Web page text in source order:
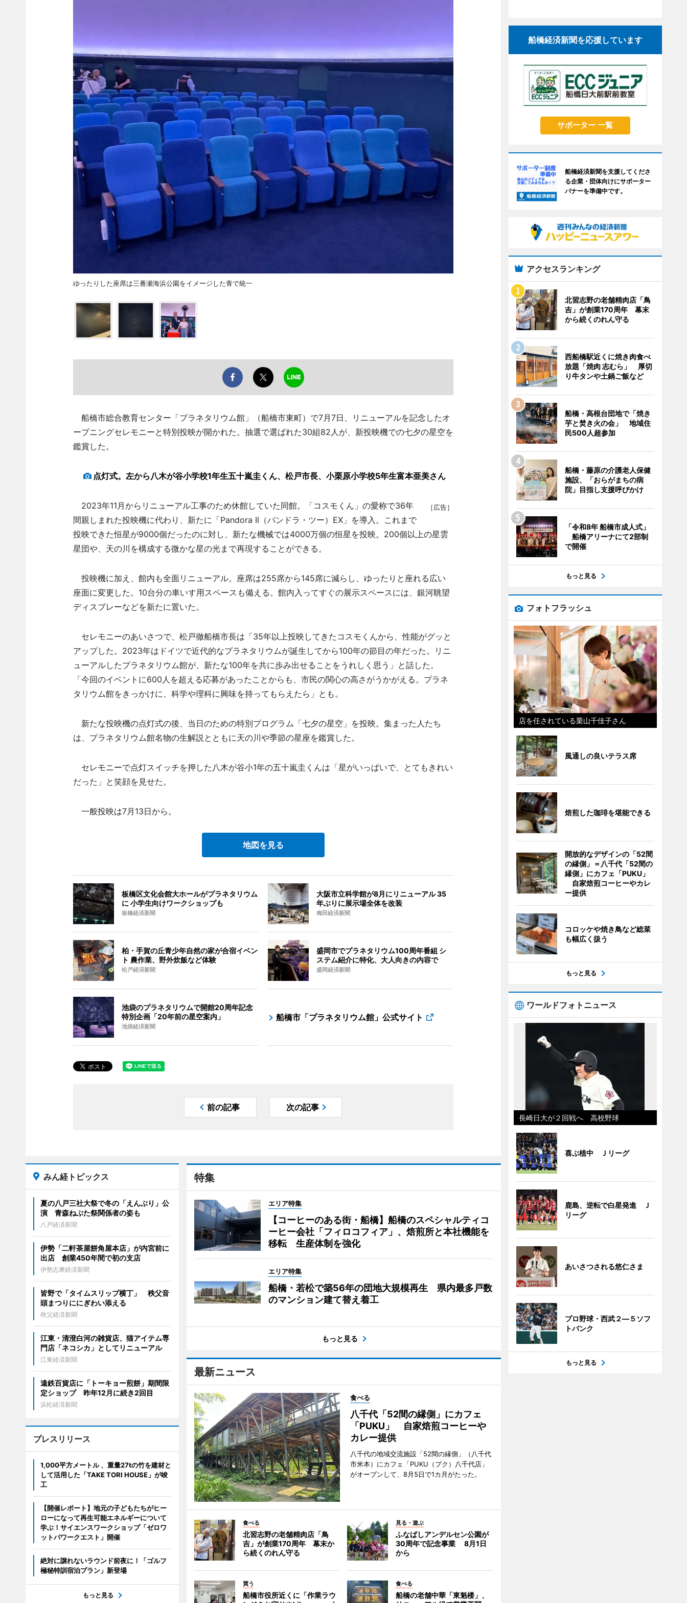
ゆったりした座席は三番瀬海浜公園をイメージした青で統一
船橋市総合教育センター「プラネタリウム館」（船橋市東町）で7月7日、リニューアルを記念したオ
ープニングセレモニーと特別投映が開かれた。抽選で選ばれた30組82人が、新投映機での七夕の星空を
鑑賞した。
点灯式。左から八木が谷小学校1年生五十嵐圭くん、松戸市長、小栗原小学校5年生富本亜美さん
［広告］
2023年11月からリニューアル工事のため休館していた同館。「コスモくん」の愛称で36年
間親しまれた投映機に代わり、新たに「Pandora II（パンドラ・ツー）EX」を導入。これまで
投映できた恒星が9000個だったのに対し、新たな機械では4000万個の恒星を投映。200個以上の星雲
星団や、天の川を構成する微かな星の光まで再現することができる。
投映機に加え、館内も全面リニューアル。座席は255席から145席に減らし、ゆったりと座れる広い
座面に変更した。10台分の車いす用スペースも備える。館内入ってすぐの展示スペースには、銀河眺望
ディスプレーなどを新たに置いた。
セレモニーのあいさつで、松戸徹船橋市長は「35年以上投映してきたコスモくんから、性能がグッと
アップした。2023年はドイツで近代的なプラネタリウムが誕生してから100年の節目の年だった。リニ
ューアルしたプラネタリウム館が、新たな100年を共に歩み出せることをうれしく思う」と話した。
「今回のイベントに600人を超える応募があったことからも、市民の関心の高さがうかがえる。プラネ
タリウム館をきっかけに、科学や理科に興味を持ってもらえたら」とも。
新たな投映機の点灯式の後、当日のための特別プログラム「七夕の星空」を投映。集まった人たち
は、プラネタリウム館名物の生解説とともに天の川や季節の星座を鑑賞した。
セレモニーで点灯スイッチを押した八木が谷小1年の五十嵐圭くんは「星がいっぱいで、とてもきれい
だった」と笑顔を見せた。
一般投映は7月13日から。
地図を見る
板橋区文化会館大ホールがプラネタリウム
に 小学生向けワークショップも
板橋経済新聞
大阪市立科学館が8月にリニューアル 35
年ぶりに展示場全体を改装
梅田経済新聞
柏・手賀の丘青少年自然の家が合宿イベン
ト 農作業、野外炊飯など体験
松戸経済新聞
盛岡市でプラネタリウム100周年番組 シ
ステム紹介に特化、大人向きの内容で
盛岡経済新聞
池袋のプラネタリウムで開館20周年記念
特別企画「20年前の星空案内」
池袋経済新聞
船橋市「プラネタリウム館」公式サイト
前の記事 次の記事
特集
エリア特集
【コーヒーのある街・船橋】船橋のスペシャルティコ
ーヒー会社「フィロコフィア」、焙煎所と本社機能を
移転 生産体制を強化
エリア特集
船橋・若松で築56年の団地大規模再生 県内最多戸数
のマンション建て替え着工
もっと見る
最新ニュース
食べる
八千代「52間の縁側」にカフェ
「PUKU」 自家焙煎コーヒーや
カレー提供
八千代の地域交流施設「52間の縁側」（八千代
市米本）にカフェ「PUKU（プク）八千代店」
がオープンして、8月5日で1カ月がたった。
食べる
北習志野の老舗精肉店「鳥
吉」が創業170周年 幕末か
ら続くのれん守る
見る・遊ぶ
ふなばしアンデルセン公園が
30周年で記念事業 8月1日
から
買う
船橋市役所近くに「作業ラウ
食べる
船橋の老舗中華「東魁楼」、
みん経トピックス
夏の八戸三社大祭で冬の「えんぶり」公
演 青森ねぶた祭関係者の姿も
八戸経済新聞
伊勢「二軒茶屋餅角屋本店」が内宮前に
出店 創業450年間で初の支店
伊勢志摩経済新聞
皆野で「タイムスリップ横丁」 秩父音
頭まつりににぎわい添える
秩父経済新聞
江東・清澄白河の雑貨店、猫アイテム専
門店「ネコシカ」としてリニューアル
江東経済新聞
遠鉄百貨店に「トーキョー煎餅」期間限
定ショップ 昨年12月に続き2回目
浜松経済新聞
プレスリリース
1,000平方メートル 、重量27tの竹を建材と
して活用した「TAKE TORI HOUSE」が竣
工
【開催レポート】地元の子どもたちがヒー
ローになって再生可能エネルギーについて
学ぶ！サイエンスワークショップ「ゼロワ
ットパワークエスト」開催
絶対に譲れないラウンド前夜に！「ゴルフ
極秘特訓宿泊プラン」新登場
もっと見る
船橋経済新聞を応援しています
サポーター 一覧
船橋経済新聞を支援してくださ
る企業・団体向けにサポーター
バナーを準備中です。
アクセスランキング
北習志野の老舗精肉店「鳥
吉」が創業170周年 幕末
から続くのれん守る
西船橋駅近くに焼き肉食べ
放題「焼肉 志むら」 厚切
り牛タンや土鍋ご飯など
船橋・高根台団地で「焼き
芋と焚き火の会」 地域住
民500人超参加
船橋・藤原の介護老人保健
施設、「おらがまちの病
院」目指し支援呼びかけ
「令和8年 船橋市成人式」
船橋アリーナにて2部制
で開催
もっと見る
フォトフラッシュ
店を任されている栗山千佳子さん
風通しの良いテラス席
焙煎した珈琲を堪能できる
開放的なデザインの「52間
の縁側」＝八千代「52間の
縁側」にカフェ「PUKU」
自家焙煎コーヒーやカレ
ー提供
コロッケや焼き鳥など総菜
も幅広く扱う
もっと見る
ワールドフォトニュース
長崎日大が２回戦へ 高校野球
喜ぶ植中 Ｊリーグ
鹿島、逆転で白星発進 Ｊ
リーグ
あいさつされる悠仁さま
プロ野球・西武２―５ソフ
トバンク
もっと見る